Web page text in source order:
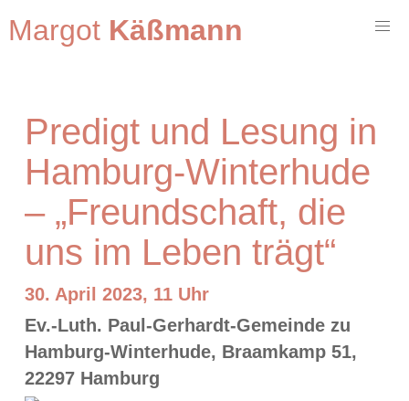
Margot Käßmann
Predigt und Lesung in
Hamburg-Winterhude
– „Freundschaft, die
uns im Leben trägt“
30. April 2023, 11 Uhr
Ev.-Luth. Paul-Gerhardt-Gemeinde zu
Hamburg-Winterhude, Braamkamp 51,
22297 Hamburg